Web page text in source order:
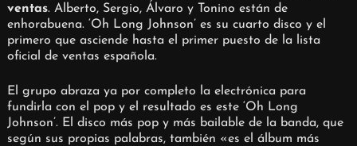
ventas. Alberto, Sergio, Álvaro y Tonino están de
enhorabuena. ‘Oh Long Johnson’ es su cuarto disco y el
primero que asciende hasta el primer puesto de la lista
oficial de ventas española.
El grupo abraza ya por completo la electrónica para
fundirla con el pop y el resultado es este ‘Oh Long
Johnson’. El disco más pop y más bailable de la banda, que
según sus propias palabras, también «es el álbum más